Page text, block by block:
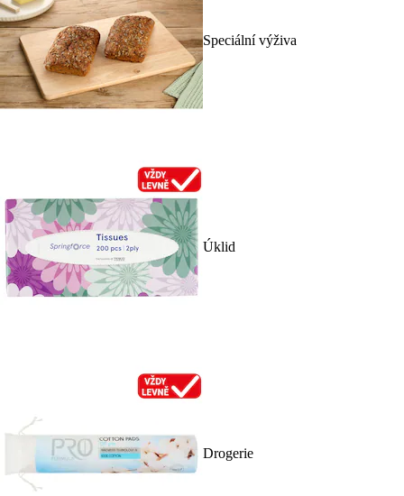
Speciální výživa
Úklid
Drogerie